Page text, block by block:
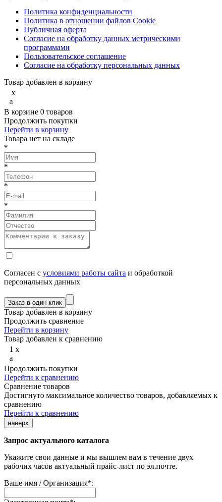
Политика конфиденциальности
Политика в отношении файлов Cookie
Публичная оферта
Согласие на обработку данных метрическими
программами
Пользовательское соглашение
Согласие на обработку персональных данных
Товар добавлен в корзину
x
a
В корзине 0 товаров
Продолжить покупки
Перейти в корзину
Товарa нет на складе
*
*
*
*
Согласен с условиями работы сайта и обработкой
персональных данных
Товар добавлен в корзину
Продолжить сравнение
Перейти в корзину
Товар добавлен к сравнению
1 x
a
Продолжить покупки
Перейти к сравнению
Сравнение товаров
Достигнуто максимальное количество товаров, добавляемых к
сравнению
Перейти к сравнению
наверх
Запрос актуального каталога
Укажите свои данные и мы вышлем вам в течение двух
рабочих часов актуальный прайс-лист по эл.почте.
Ваше имя / Организация*: